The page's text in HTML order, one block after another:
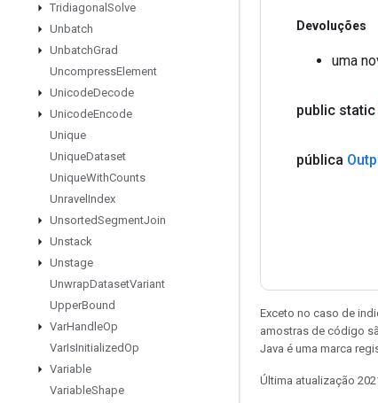
Tridiagonal Solve
Unbatch
UnbatchGrad
UncompressElement
UnicodeDecode
UnicodeEncode
Unique
UniqueDataset
UniqueWithCounts
Unravel Index
UnsortedSegmentJoin
Unstack
Unstage
UnwrapDatasetVariant
UpperBound
VarHandleOp
VarIsInitializedOp
Variable
VariableShape
Devoluções
uma
public static
pública
Exceto no caso de
amostras de código
Java é uma marca
Última atualização